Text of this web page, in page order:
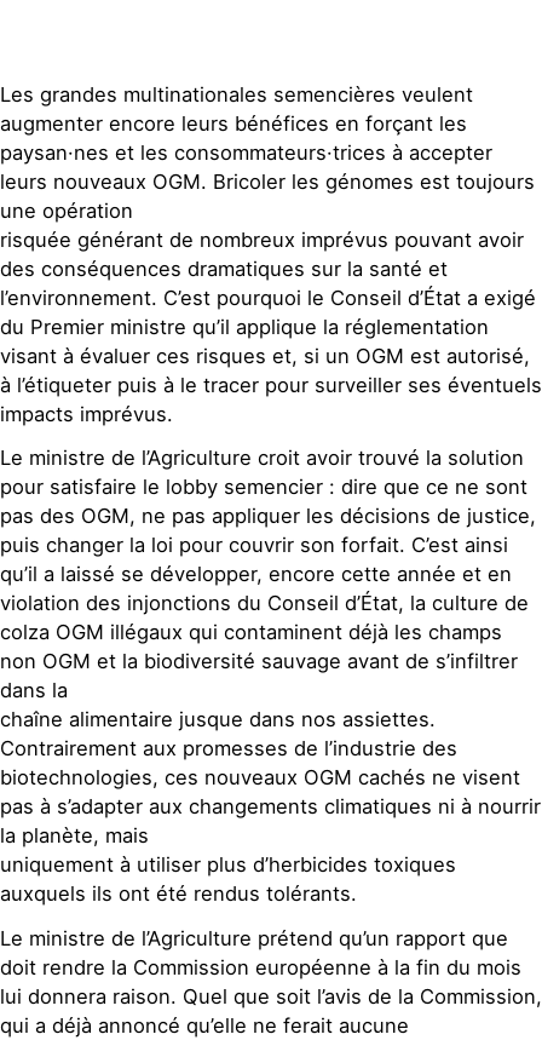
Les grandes multinationales semencières veulent
augmenter encore leurs bénéfices en forçant les
paysan·nes et les consommateurs·trices à accepter
leurs nouveaux OGM. Bricoler les génomes est toujours
une opération
risquée générant de nombreux imprévus pouvant avoir
des conséquences dramatiques sur la santé et
l’environnement. C’est pourquoi le Conseil d’État a exigé
du Premier ministre qu’il applique la réglementation
visant à évaluer ces risques et, si un OGM est autorisé,
à l’étiqueter puis à le tracer pour surveiller ses éventuels
impacts imprévus.
Le ministre de l’Agriculture croit avoir trouvé la solution
pour satisfaire le lobby semencier : dire que ce ne sont
pas des OGM, ne pas appliquer les décisions de justice,
puis changer la loi pour couvrir son forfait. C’est ainsi
qu’il a laissé se développer, encore cette année et en
violation des injonctions du Conseil d’État, la culture de
colza OGM illégaux qui contaminent déjà les champs
non OGM et la biodiversité sauvage avant de s’infiltrer
dans la
chaîne alimentaire jusque dans nos assiettes.
Contrairement aux promesses de l’industrie des
biotechnologies, ces nouveaux OGM cachés ne visent
pas à s’adapter aux changements climatiques ni à nourrir
la planète, mais
uniquement à utiliser plus d’herbicides toxiques
auxquels ils ont été rendus tolérants.
Le ministre de l’Agriculture prétend qu’un rapport que
doit rendre la Commission européenne à la fin du mois
lui donnera raison. Quel que soit l’avis de la Commission,
qui a déjà annoncé qu’elle ne ferait aucune